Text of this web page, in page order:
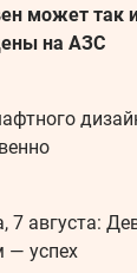
может так
на АЗС
7 августа:
— успех